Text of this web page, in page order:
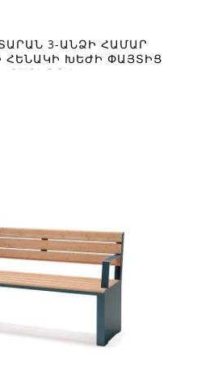
3-ԱՆՁԻ ՀԱՄԱՐ
ՀԵՆԱԿԻ ԽԵԺԻ ՓԱՅՏԻՑ